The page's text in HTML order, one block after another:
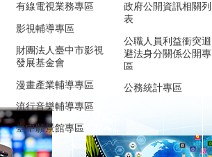
有線電視業務專區
影視輔導專區
財團法人臺中市影視
發展基金會
漫畫產業輔導專區
流行音樂輔導專區
臺中願景館專區
政府公開資訊相關列
表
公職人員利益衝突迴
避法身分關係公開專
區
公務統計專區